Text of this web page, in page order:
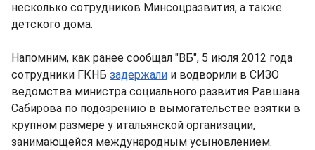
несколько сотрудников Минсоцразвития, а также
детского дома.
Напомним, как ранее сообщал "ВБ", 5 июля 2012 года
сотрудники ГКНБ задержали и водворили в СИЗО
ведомства министра социального развития Равшана
Сабирова по подозрению в вымогательстве взятки в
крупном размере у итальянской организации,
занимающейся международным усыновлением.